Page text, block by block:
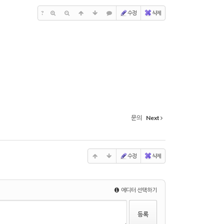
? 수정 삭제
문의 Next
수정 삭제
에디터 선택하기